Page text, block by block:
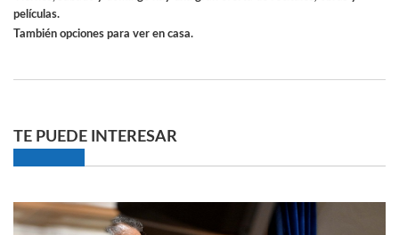
películas.
También opciones para ver en casa.
TE PUEDE INTERESAR